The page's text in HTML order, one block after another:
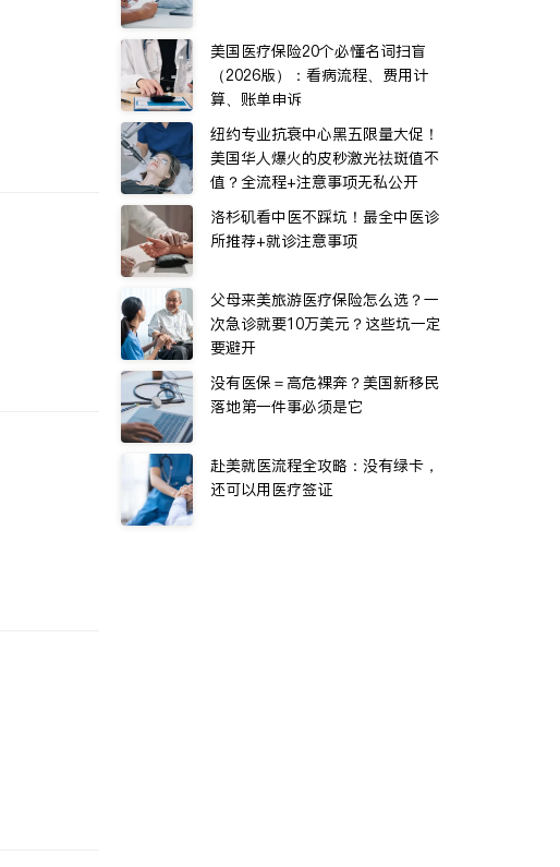
美国医疗保险20个必懂名词扫盲
（2026版）：看病流程、费用计
算、账单申诉
纽约专业抗衰中心黑五限量大促！
美国华人爆火的皮秒激光祛斑值不
值？全流程+注意事项无私公开
洛杉矶看中医不踩坑！最全中医诊
所推荐+就诊注意事项
父母来美旅游医疗保险怎么选？一
次急诊就要10万美元？这些坑一定
要避开
没有医保＝高危裸奔？美国新移民
落地第一件事必须是它
赴美就医流程全攻略：没有绿卡，
还可以用医疗签证